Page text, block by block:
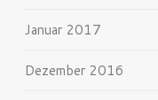
Januar 2017
Dezember 2016